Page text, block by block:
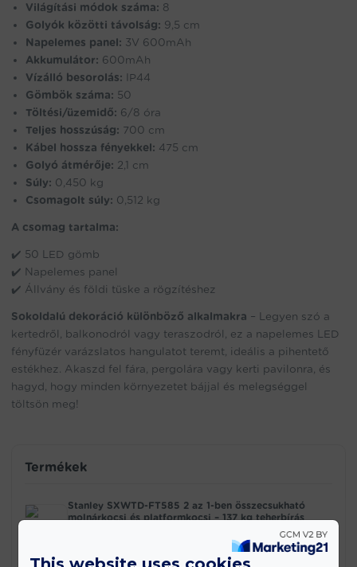
Világítási módok száma: 8
Golyók közötti távolság: 9,5 cm
Napelemes panel: 3V 600mAh
Akkumulátor: 600mAh
Vízálló besorolás: IP44
Gömbök száma: 50
Töltési/üzemidő: 6/8 óra
Teljes hosszúság: 700 cm
Kábel hossza fényekkel: 475 cm
Golyó átmérője: 2,1 cm
Súly: 0,450 kg
Csomagolt súly: 0,512 kg
A csomag tartalma:
✔️ 50 LED gömb
✔️ Napelemes panel
✔️ Állvány és földi tüske a rögzítéshez
Sokoldalú dekoráció különböző alkalmakra – Legyen szó a
kertedről, balkonodról vagy teraszodról, ez a napelemes LED
fényfüzér varázslatos hangulatot teremt, ideális a pihentető
estékhez. Akaszd fel fára, pergolára vagy kerti pavilonra, és
hagyd, hogy minden környezetet bájjal és melegséggel
töltsön meg!
Termékek
Stanley SXWTD-FT585 2 az 1-ben összecsukható
molnárkocsi és platformkocsi – 137 kg teherbírás